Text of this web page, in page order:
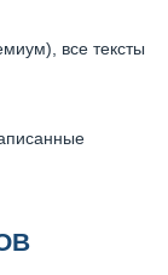
все тексты